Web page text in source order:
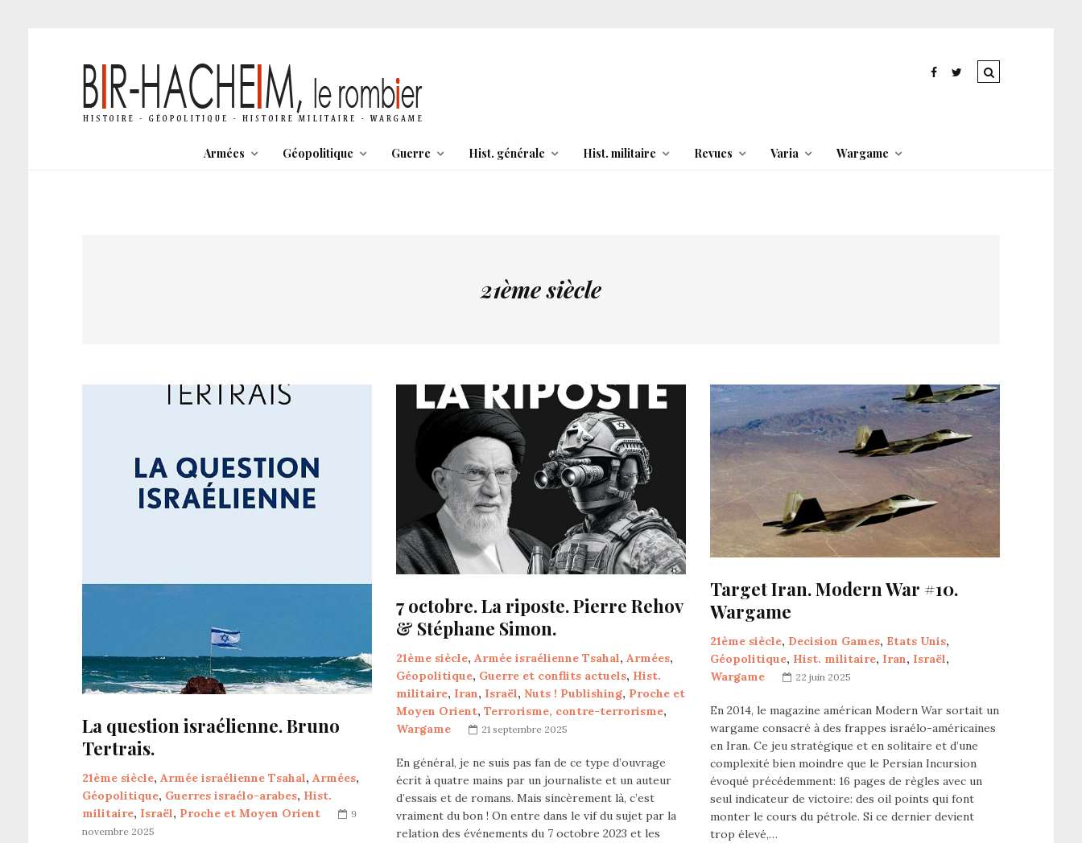
Armées Géopolitique Guerre Hist. générale Hist. militaire Revues Varia Wargame
21ème siècle
La question israélienne. Bruno
Tertrais.
21ème siècle, Armée israélienne Tsahal, Armées,
Géopolitique, Guerres israélo-arabes, Hist.
militaire, Israël, Proche et Moyen Orient
9
novembre 2025
7 octobre. La riposte. Pierre Rehov
& Stéphane Simon.
21ème siècle, Armée israélienne Tsahal, Armées,
Géopolitique, Guerre et conflits actuels, Hist.
militaire, Iran, Israël, Nuts ! Publishing, Proche et
Moyen Orient, Terrorisme, contre-terrorisme,
Wargame
21 septembre 2025
En général, je ne suis pas fan de ce type d’ouvrage
écrit à quatre mains par un journaliste et un auteur
d’essais et de romans. Mais sincèrement là, c’est
vraiment du bon ! On entre dans le vif du sujet par la
relation des événements du 7 octobre 2023 et les
Target Iran. Modern War #10.
Wargame
21ème siècle, Decision Games, Etats Unis,
Géopolitique, Hist. militaire, Iran, Israël,
Wargame
22 juin 2025
En 2014, le magazine américan Modern War sortait un
wargame consacré à des frappes israélo-américaines
en Iran. Ce jeu stratégique et en solitaire et d’une
complexité bien moindre que le Persian Incursion
évoqué précédemment: 16 pages de règles avec un
seul indicateur de victoire: des oil points qui font
monter le cours du pétrole. Si ce dernier devient
trop élevé,…